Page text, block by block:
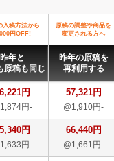
入稿方法から
円OFF!
原稿の調整や商品を
変更される方へ
昨年と
原稿も同じ
昨年の原稿を
再利用する
円
円-
57,321円
@1,910円-
円
円-
66,440円
@1,661円-